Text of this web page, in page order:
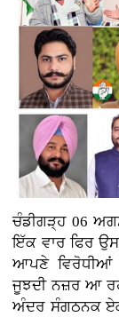
ਚੰਡੀਗੜ੍ਹ 06
ਇੱਕ ਵਾਰ ਫਿਰ
ਆਪਣੇ ਵਿਰੋਧੀਆਂ
ਜੂਝਦੀ ਨਜ਼ਰ ਆ
ਅੰਦਰ ਸੰਗਠਨਕ